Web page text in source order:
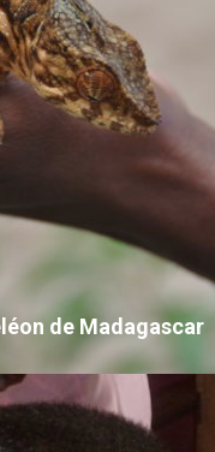
toujours au rendez-
visage
de Madagascar